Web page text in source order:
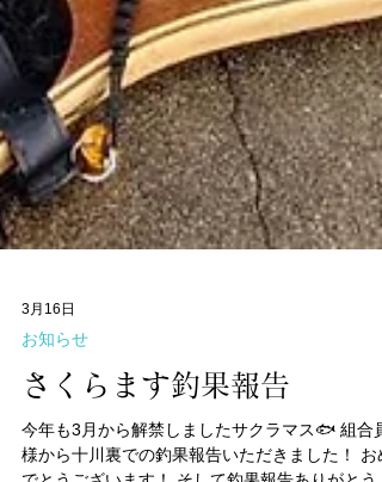
3月16日
お知らせ
さくらます釣果報告